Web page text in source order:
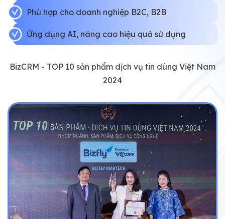
Phù hợp cho doanh nghiệp B2C, B2B
Ứng dụng AI, nâng cao hiệu quả sử dụng
BizCRM - TOP 10 sản phẩm dịch vụ tin dùng Việt Nam
2024